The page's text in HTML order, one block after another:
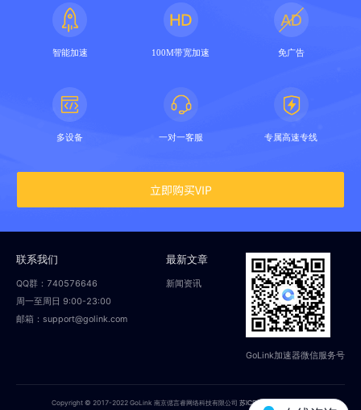
智能加速 100M带宽加速 免广告
多设备 一对一客服 专属高速专线
立即购买VIP
联系我们
QQ群：740576646
周一至周日 9:00-23:00
邮箱：support@golink.com
最新文章
新闻资讯
GoLink加速器微信服务号
Copyright © 2017-2022 GoLink 南京偲言睿网络科技有限公司苏ICP备18014251号-2